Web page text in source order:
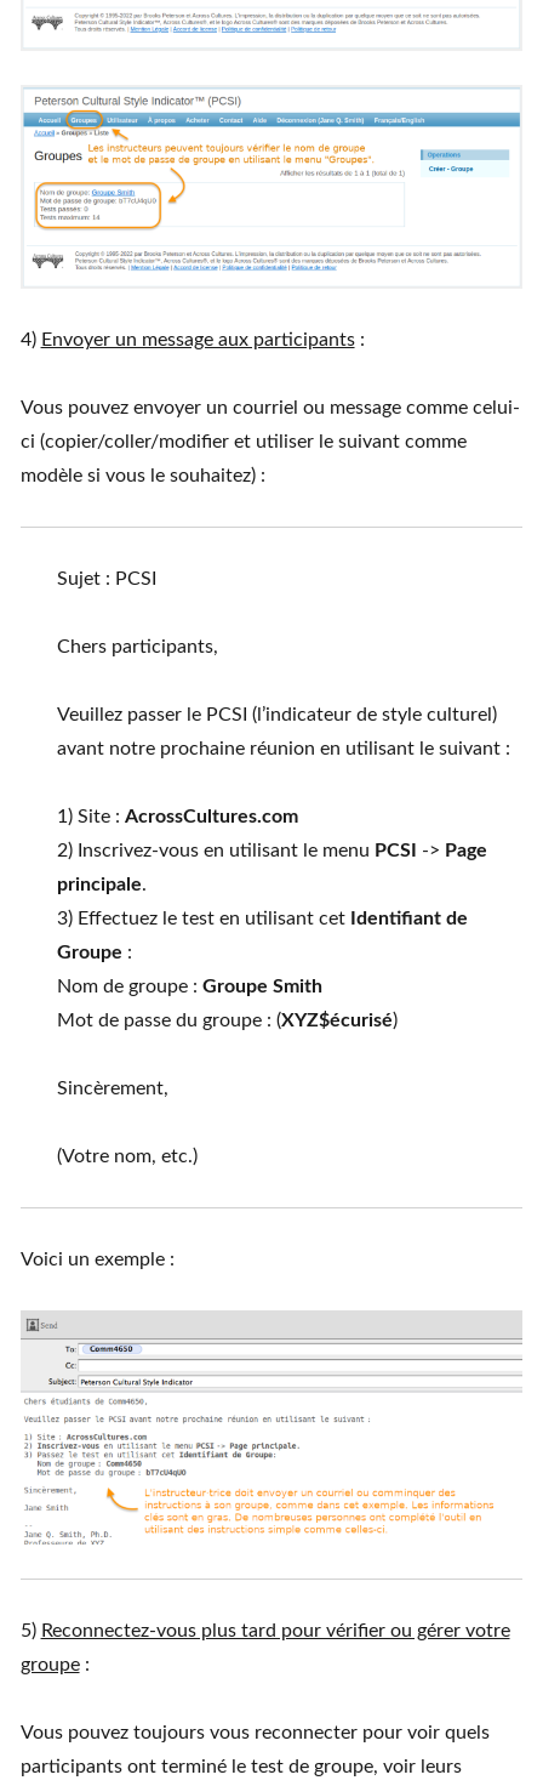
4) Envoyer un message aux participants:
Vous pouvez envoyer un courriel ou message comme celui-
ci (copier/coller/modifier et utiliser le suivant comme
modèle si vous le souhaitez) :
Sujet : PCSI
Chers participants,
Veuillez passer le PCSI (l’indicateur de style culturel)
avant notre prochaine réunion en utilisant le suivant :
1) Site : AcrossCultures.com
2) Inscrivez-vous en utilisant le menu PCSI -> Page
principale.
3) Effectuez le test en utilisant cetIdentifiant de
Groupe :
Nom de groupe : Groupe Smith
Mot de passe du groupe : (XYZ$écurisé)
Sincèrement,
(Votre nom, etc.)
Voici un exemple :
5) Reconnectez-vous plus tard pour vérifier ou gérer votre
groupe:
Vous pouvez toujours vous reconnecter pour voir quels
participants ont terminé le test de groupe, voir leurs